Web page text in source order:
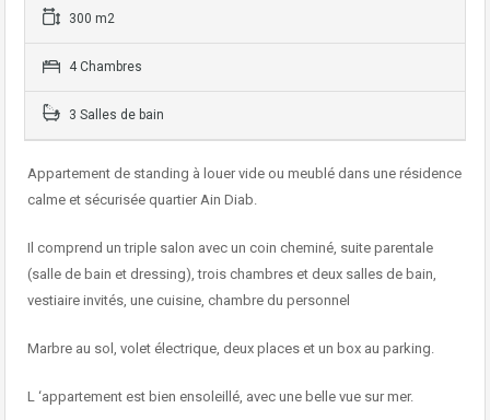
300 m2
4 Chambres
3 Salles de bain
Appartement de standing à louer vide ou meublé dans une résidence
calme et sécurisée quartier Ain Diab.
Il comprend un triple salon avec un coin cheminé, suite parentale
(salle de bain et dressing), trois chambres et deux salles de bain,
vestiaire invités, une cuisine, chambre du personnel
Marbre au sol, volet électrique, deux places et un box au parking.
L ‘appartement est bien ensoleillé, avec une belle vue sur mer.